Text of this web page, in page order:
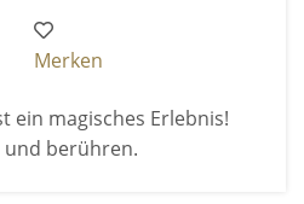
Merken
ein magisches Erlebnis!
berühren.